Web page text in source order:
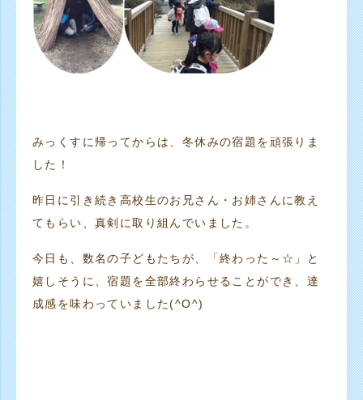
みっくすに帰ってからは、冬休みの宿題を頑張りま
した！
昨日に引き続き高校生のお兄さん・お姉さんに教え
てもらい、真剣に取り組んでいました。
今日も、数名の子どもたちが、「終わった～☆」と
嬉しそうに、宿題を全部終わらせることができ、達
成感を味わっていました(^O^)